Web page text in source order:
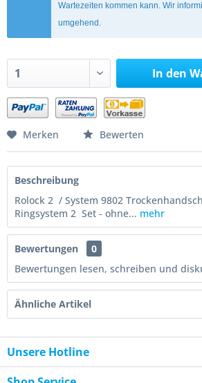
Wartezeiten kommen kann. Wir
umgehend.
In den
Merken Bewerten
Beschreibung
Rolock 2 / System 9802
Ringsystem 2 Set - ohne... mehr
Bewertungen
0
Bewertungen lesen, schreiben und
Ähnliche Artikel
Unsere Hotline